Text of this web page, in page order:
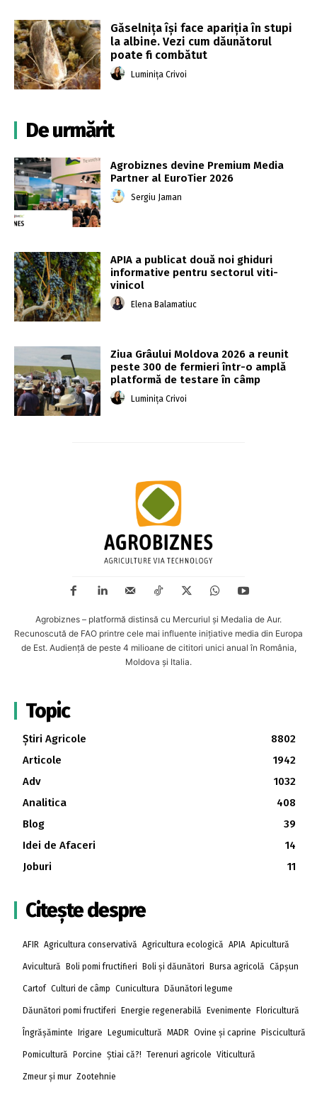
Găselnița își face apariția în stupi
la albine. Vezi cum dăunătorul
poate fi combătut
Luminița Crivoi
De urmărit
Agrobiznes devine Premium Media
Partner al EuroTier 2026
Sergiu Jaman
APIA a publicat două noi ghiduri
informative pentru sectorul viti-
vinicol
Elena Balamatiuc
Ziua Grâului Moldova 2026 a reunit
peste 300 de fermieri într-o amplă
platformă de testare în câmp
Luminița Crivoi
Agrobiznes – platformă distinsă cu Mercuriul și Medalia de Aur.
Recunoscută de FAO printre cele mai influente inițiative media din Europa
de Est. Audiență de peste 4 milioane de cititori unici anual în România,
Moldova și Italia.
Topic
Știri Agricole
8802
Articole
1942
Adv
1032
Analitica
408
Blog
39
Idei de Afaceri
14
Joburi
11
Citește despre
AFIR Agricultura conservativă Agricultura ecologică APIA Apicultură
Avicultură Boli pomi fructifieri Boli și dăunători Bursa agricolă Căpșun
Cartof Culturi de câmp Cunicultura Dăunători legume
Dăunători pomi fructiferi Energie regenerabilă Evenimente Floricultură
Îngrășăminte Irigare Legumicultură MADR Ovine și caprine Piscicultură
Pomicultură Porcine Știai că?! Terenuri agricole Viticultură
Zmeur și mur Zootehnie